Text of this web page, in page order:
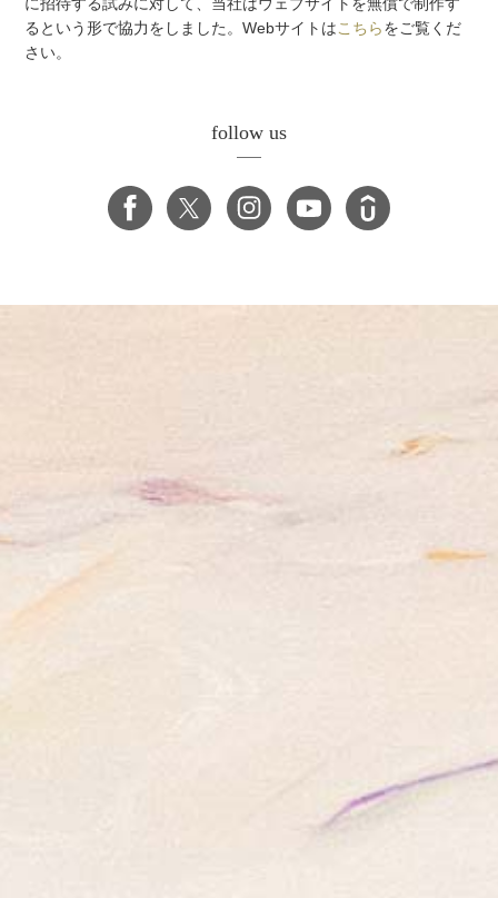
に招待する試みに対して、当社はウェブサイトを無償で制作す
るという形で協力をしました。Webサイトはこちらをご覧くだ
さい。
follow us